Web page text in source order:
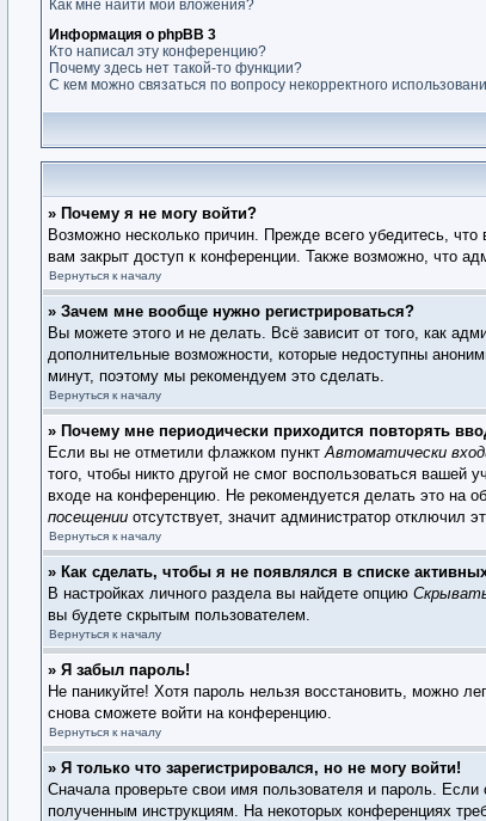
Как мне найти мои вложения?
Информация о phpBB 3
Кто написал эту конференцию?
Почему здесь нет такой-то функции?
С кем можно связаться по вопросу некорректного
» Почему я не могу войти?
Возможно несколько причин. Прежде всего убедитесь,
вам закрыт доступ к конференции. Также возможно, что
Вернуться к началу
» Зачем мне вообще нужно регистрироваться?
Вы можете этого и не делать. Всё зависит от того, как
дополнительные возможности, которые недоступны
минут, поэтому мы рекомендуем это сделать.
Вернуться к началу
» Почему мне периодически приходится повторять
Если вы не отметили флажком пунктАвтоматически
того, чтобы никто другой не смог воспользоваться
входе на конференцию. Не рекомендуется делать это на
посещении отсутствует, значит администратор отключил
Вернуться к началу
» Как сделать, чтобы я не появлялся в списке
В настройках личного раздела вы найдете опцию
вы будете скрытым пользователем.
Вернуться к началу
» Я забыл пароль!
Не паникуйте! Хотя пароль нельзя восстановить, можно
снова сможете войти на конференцию.
Вернуться к началу
» Я только что зарегистрировался, но не могу войти!
Сначала проверьте свои имя пользователя и пароль.
полученным инструкциям. На некоторых конференциях